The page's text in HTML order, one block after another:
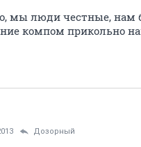
мы люди честные, нам
компом прикольно
Дозорный